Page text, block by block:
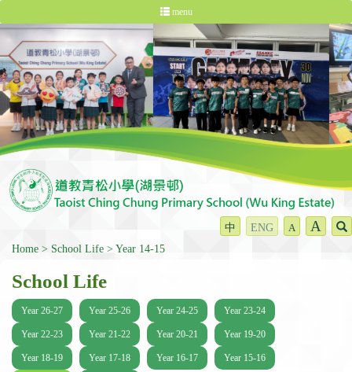
menu
中 ENG A A
Home School Life Year 14-15
School Life
Year 26-27 Year 25-26 Year 24-25 Year 23-24
Year 22-23 Year 21-22 Year 20-21 Year 19-20
Year 18-19 Year 17-18 Year 16-17 Year 15-16